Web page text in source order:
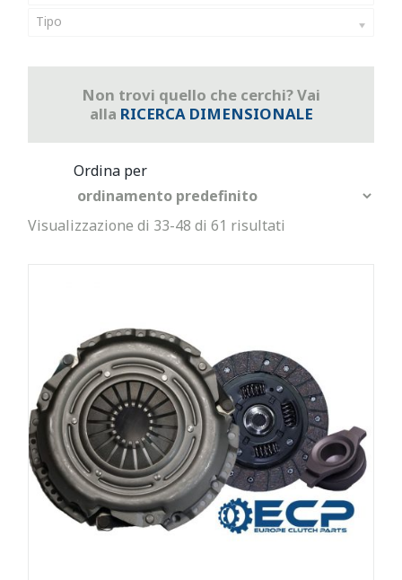
Tipo
Non trovi quello che cerchi? Vai
alla RICERCA DIMENSIONALE
Visualizzazione di 33-48 di 61 risultati